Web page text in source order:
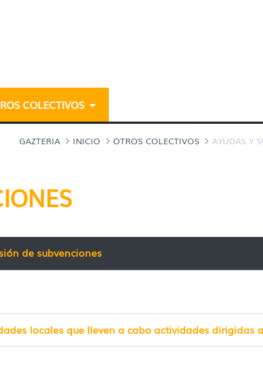
COLECTIVOS
- gazteria
GAZTERIA INICIO OTROS COLECTIVOS AYUDAS Y
de subvenciones
locales que lleven a cabo actividades dirigidas